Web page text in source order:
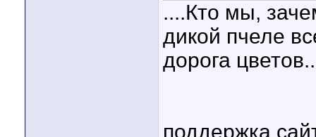
....Кто мы,
дикой пчеле
дорога
поддержка